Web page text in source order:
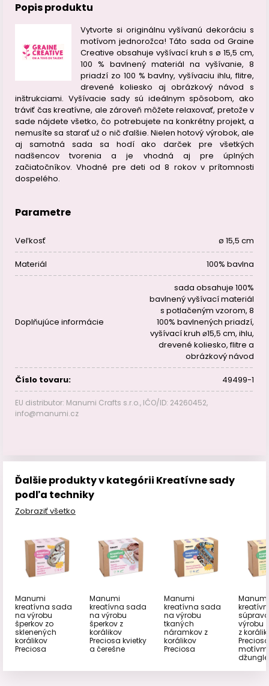
Popis produktu
Vytvorte si originálnu vyšívanú dekoráciu s
motívom jednorožca! Táto sada od Graine
Creative obsahuje vyšívací kruh s ø 15,5 cm,
100 % bavlnený materiál na vyšívanie, 8
priadzí zo 100 % bavlny, vyšívaciu ihlu, flitre,
drevené koliesko aj obrázkový návod s
inštrukciami. Vyšívacie sady sú ideálnym spôsobom, ako
tráviť čas kreatívne, ale zároveň môžete relaxovať, pretože v
sade nájdete všetko, čo potrebujete na konkrétny projekt, a
nemusíte sa starať už o nič ďalšie. Nielen hotový výrobok, ale
aj samotná sada sa hodí ako darček pre všetkých
nadšencov tvorenia a je vhodná aj pre úplných
začiatočníkov. Vhodné pre deti od 8 rokov v prítomnosti
dospelého.
Parametre
Veľkosť ø 15,5 cm
Materiál 100% bavlna
Doplňujúce informácie
sada obsahuje 100%
bavlnený vyšívací materiál
s potlačeným vzorom, 8
100% bavlnených priadzí,
vyšívací kruh ⌀15,5 cm, ihlu,
drevené koliesko, flitre a
obrázkový návod
Číslo tovaru: 49499-1
EU distributor: Manumi Crafts s.r.o., IČO/ID: 24260452,
info@manumi.cz
Ďalšie produkty v kategórii Kreatívne sady
podľa techniky
Zobraziť všetko
Manumi
kreatívna sada
na výrobu
šperkov zo
sklenených
korálikov
Preciosa
Manumi
kreatívna sada
na výrobu
šperkov z
korálikov
Preciosa kvietky
a čerešne
Manumi
kreatívna sada
na výrobu
tkaných
náramkov z
korálikov
Preciosa
Manumi
výrobu
z
motívmi
džungle